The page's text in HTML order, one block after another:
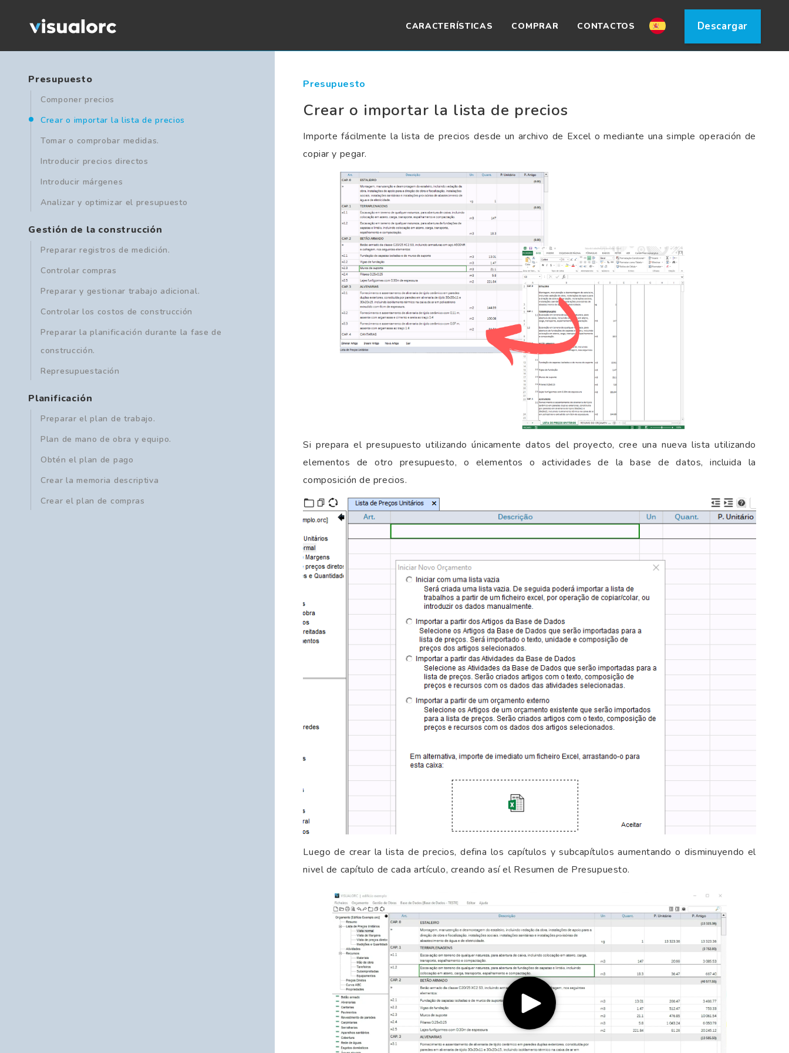
CARACTERÍSTICAS COMPRAR CONTACTOS Descargar
Presupuesto
Componer precios
Crear o importar la lista de precios
Tomar o comprobar medidas.
Introducir precios directos
Introducir márgenes
Analizar y optimizar el presupuesto
Gestión de la construcción
Preparar registros de medición.
Controlar compras
Preparar y gestionar trabajo adicional.
Controlar los costos de construcción
Preparar la planificación durante la fase de
construcción.
Represupuestación
Planificación
Preparar el plan de trabajo.
Plan de mano de obra y equipo.
Obtén el plan de pago
Crear la memoria descriptiva
Crear el plan de compras
Presupuesto
Crear o importar la lista de precios
Importe fácilmente la lista de precios desde un archivo de Excel o mediante una simple operación de
copiar y pegar.
Si prepara el presupuesto utilizando únicamente datos del proyecto, cree una nueva lista utilizando
elementos de otro presupuesto, o elementos o actividades de la base de datos, incluida la
composición de precios.
Luego de crear la lista de precios, defina los capítulos y subcapítulos aumentando o disminuyendo el
nivel de capítulo de cada artículo, creando así el Resumen de Presupuesto.